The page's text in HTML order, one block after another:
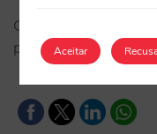
Com esta novidade
porta com enorme
Aceitar